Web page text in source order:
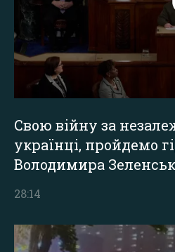
Свою війну за
українці, пройдемо
Володимира
28:14